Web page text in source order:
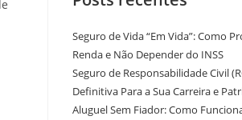
Seguro de Vida “Em Vida”: Como
Renda e Não Depender do INSS
Seguro de Responsabilidade Civil
Definitiva Para a Sua Carreira e
Aluguel Sem Fiador: Como